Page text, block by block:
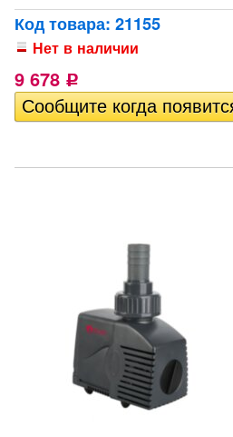
Код товара: 21155
Нет в наличии
9 678 Р